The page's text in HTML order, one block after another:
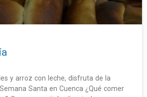
y arroz con leche, disfruta de la
Santa en Cuenca ¿Qué comer